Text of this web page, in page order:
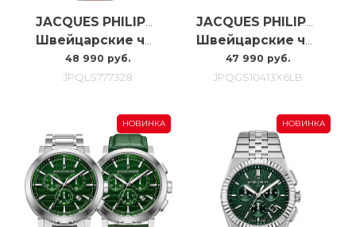
JACQUES PHILIPPE
Швейцарские часы Jacques Philippe Fabula JPQLS777328
48 990 руб.
JPQLS777328
JACQUES PHILIPPE
Швейцарские часы Jacques Philippe Virtus JPQGS10413X6LB
47 990 руб.
JPQGS10413X6LB
НОВИНКА НОВИНКА